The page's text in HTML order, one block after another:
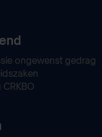
ongewenst gedrag